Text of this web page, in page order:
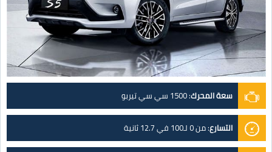
سعة المحرك:1500 سي سي تيربو
التسارع:من 0 لـ100 في 12.7 ثانية